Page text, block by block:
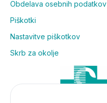
Obdelava osebnih podatkov
Piškotki
Nastavitve piškotkov
Skrb za okolje